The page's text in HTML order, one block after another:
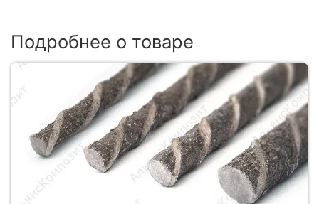
Подробнее о товаре